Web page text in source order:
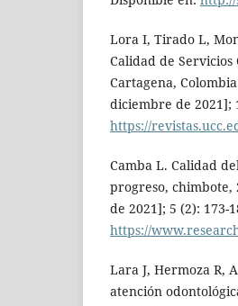
Lora I, Tirado L,
Calidad de
Cartagena,
diciembre de 2021];
https://
Camba L. Calidad
progreso, chimbote,
de 2021]; 5 (2): 173-
https://
Lara J, Hermoza R,
atención